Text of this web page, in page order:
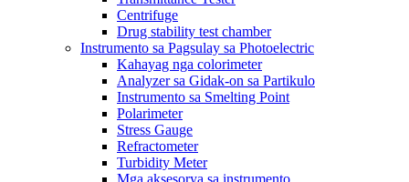
Centrifuge
Drug stability test chamber
Instrumento sa Pagsulay sa Photoelectric
Kahayag nga colorimeter
Analyzer sa Gidak-on sa Partikulo
Instrumento sa Smelting Point
Polarimeter
Stress Gauge
Refractometer
Turbidity Meter
Mga aksesorya sa instrumento